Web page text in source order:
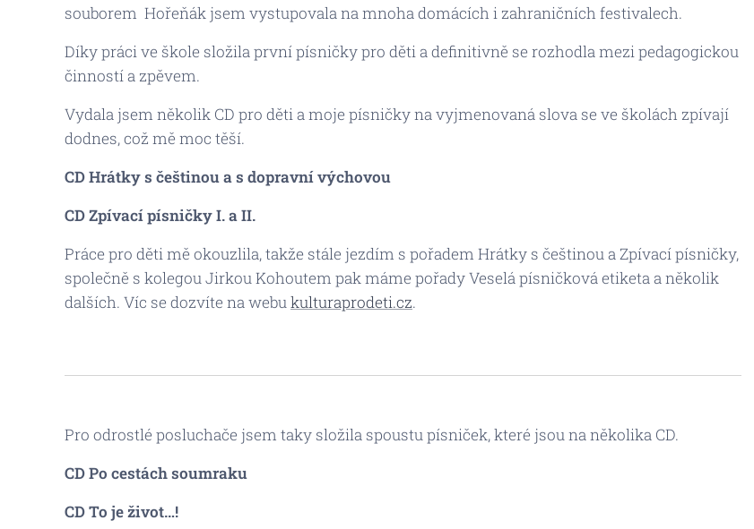
souborem Hořeňák jsem vystupovala na mnoha domácích i zahraničních festivalech.
Díky práci ve škole složila první písničky pro děti a definitivně se rozhodla mezi pedagogickou
činností a zpěvem.
Vydala jsem několik CD pro děti a moje písničky na vyjmenovaná slova se ve školách zpívají
dodnes, což mě moc těší.
CDHrátky s češtinou a s dopravní výchovou
CD Zpívací písničky I. a II.
Práce pro děti mě okouzlila, takže stále jezdím s pořadem Hrátky s češtinou a Zpívací písničky,
společně s kolegou Jirkou Kohoutem pak máme pořady Veselá písničková etiketa a několik
dalších. Víc se dozvíte na webukulturaprodeti.cz.
Pro odrostlé posluchače jsem taky složila spoustu písniček, které jsou na několika CD.
CDPo cestách soumraku
CDTo je život…!